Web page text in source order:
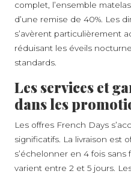
complet, l’ensemble
d’une remise de 40%. Les
s’avèrent particulièrement
réduisant les éveils
standards.
Les services et
dans les
Les offres French Days
significatifs. La livraison est
s’échelonner en 4 fois sans
varient entre 2 et 5 jours.